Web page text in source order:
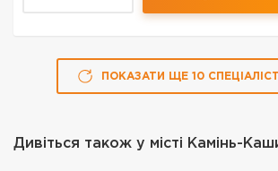
ПОКАЗАТИ ЩЕ 10
Дивіться також у місті Камінь-